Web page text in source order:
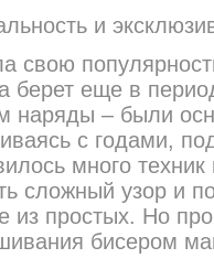
и
свою
берет еще в
наряды – были
с годами,
много
сложный узор и
из простых. Но
бисером